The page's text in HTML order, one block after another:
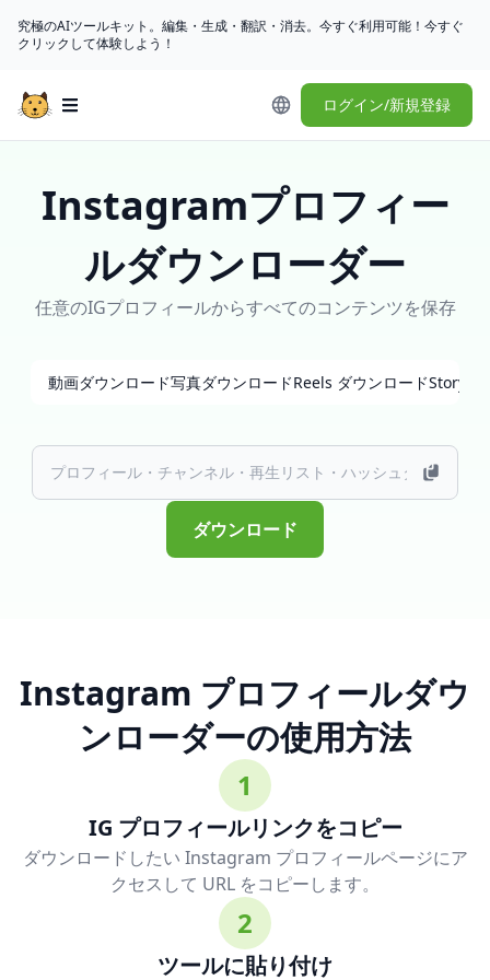
究極のAIツールキット。編集・生成・翻訳・消去。今すぐ利用可能！今すぐ
クリックして体験しよう！
Open main menu ログイン/新規登録
Instagramプロフィー
ルダウンローダー
任意のIGプロフィールからすべてのコンテンツを保存
動画ダウンロード写真ダウンロードReels ダウンロードStory ダ
ダウンロード
Instagram プロフィールダウ
ンローダーの使用方法
1
IG プロフィールリンクをコピー
ダウンロードしたい Instagram プロフィールページにア
クセスして URL をコピーします。
2
ツールに貼り付け